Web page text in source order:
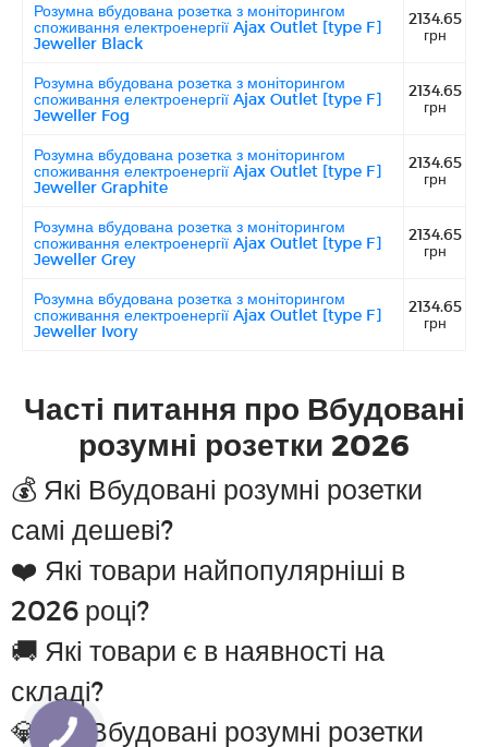
Розумна вбудована розетка з моніторингом
споживання електроенергії Ajax Outlet [type F]
Jeweller Black
2134.65
грн
Розумна вбудована розетка з моніторингом
споживання електроенергії Ajax Outlet [type F]
Jeweller Fog
2134.65
грн
Розумна вбудована розетка з моніторингом
споживання електроенергії Ajax Outlet [type F]
Jeweller Graphite
2134.65
грн
Розумна вбудована розетка з моніторингом
споживання електроенергії Ajax Outlet [type F]
Jeweller Grey
2134.65
грн
Розумна вбудована розетка з моніторингом
споживання електроенергії Ajax Outlet [type F]
Jeweller Ivory
2134.65
грн
Часті питання про Вбудовані
розумні розетки 2026
💰 Які Вбудовані розумні розетки
самі дешеві?
❤️ Які товари найпопулярніші в
2026 році?
🚚 Які товари є в наявності на
складі?
💎 Які Вбудовані розумні розетки